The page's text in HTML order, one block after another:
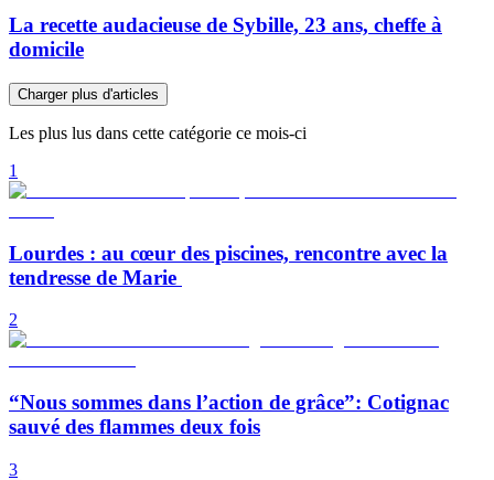
La recette audacieuse de Sybille, 23 ans, cheffe à
domicile
Charger plus d'articles
Les plus lus dans cette catégorie ce mois-ci
1
Lourdes : au cœur des piscines, rencontre avec la
tendresse de Marie
2
“Nous sommes dans l’action de grâce”: Cotignac
sauvé des flammes deux fois
3